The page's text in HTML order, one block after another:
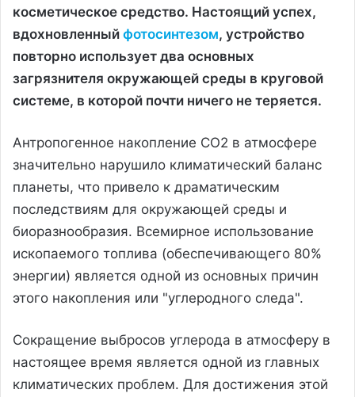
косметическое средство. Настоящий успех,
вдохновленный фотосинтезом, устройство
повторно использует два основных
загрязнителя окружающей среды в круговой
системе, в которой почти ничего не теряется.
Антропогенное накопление CO2 в атмосфере
значительно нарушило климатический баланс
планеты, что привело к драматическим
последствиям для окружающей среды и
биоразнообразия. Всемирное использование
ископаемого топлива (обеспечивающего 80%
энергии) является одной из основных причин
этого накопления или "углеродного следа".
Сокращение выбросов углерода в атмосферу в
настоящее время является одной из главных
климатических проблем. Для достижения этой